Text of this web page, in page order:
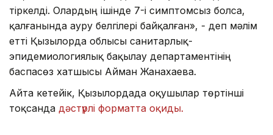
тіркелді. Олардың ішінде 7-і симптомсыз болса,
қалғанында ауру белгілері байқалған», - деп мәлім
етті Қызылорда облысы санитарлық-
эпидемиологиялық бақылау департаментінің
баспасөз хатшысы Айман Жанахаева.
Айта кетейік, Қызылордада оқушылар төртінші
тоқсанда дәстүрлі форматта оқиды.